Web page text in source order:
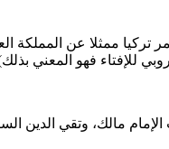
ممثلا عن المملكة
للإفتاء فهو المعني
مالك، وتقي الدين